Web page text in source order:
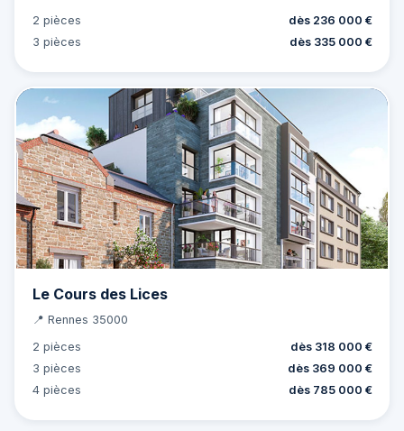
2 pièces
dès 236 000 €
3 pièces
dès 335 000 €
Le Cours des Lices
📍 Rennes 35000
2 pièces
dès 318 000 €
3 pièces
dès 369 000 €
4 pièces
dès 785 000 €